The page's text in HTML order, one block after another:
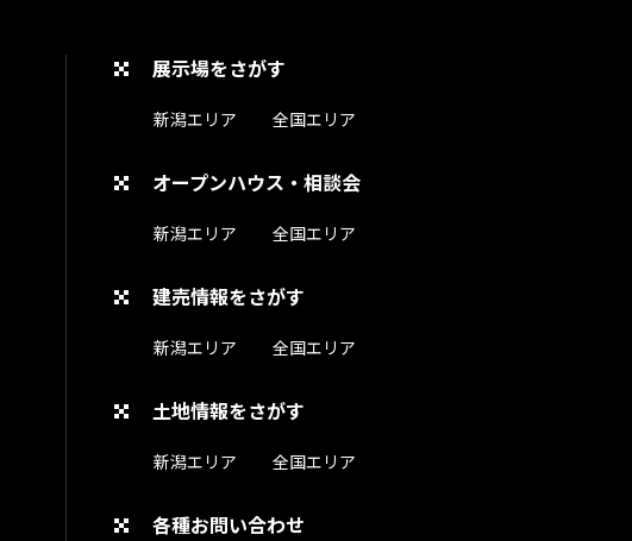
展示場をさがす
新潟エリア 全国エリア
オープンハウス・相談会
新潟エリア 全国エリア
建売情報をさがす
新潟エリア 全国エリア
土地情報をさがす
新潟エリア 全国エリア
各種お問い合わせ